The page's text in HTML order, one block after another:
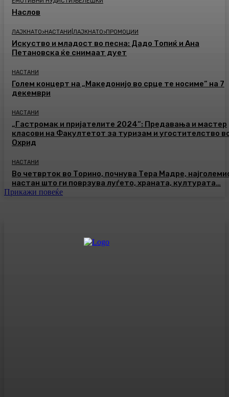
Наслов
ЛАЈКНАТО>НАСТАНИ|ЛАЈКНАТО>ПРОМОЦИИ
Искуство и младост во песна: Дадо Топиќ и Ана
Петановска ќе снимаат дует
НАСТАНИ
Голем концерт на „Македонијо во срце те носиме“ на 7
декември
НАСТАНИ
„Гастромак и пријателите 2024“: Предавања и мастер
класови на Факултетот за туризам и угостителство
Охрид
НАСТАНИ
Во четврток во Торино, почнува Тера Мадре,
настан што ги поврзува луѓето, храната, културата…
Прикажи повеќе